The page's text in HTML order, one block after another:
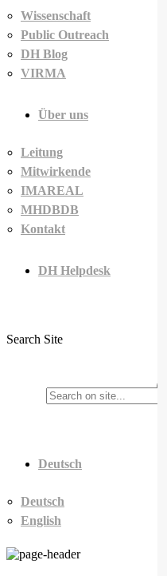
Wissenschaft
Public Outreach
DH Blog
VIRMA
Über uns
Leitung
Mitwirkende
IMAREAL
MHDBDB
Kontakt
DH Helpdesk
Search Site
Deutsch
Deutsch
English